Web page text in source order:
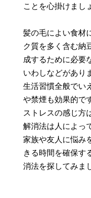
ことを心掛けまし
髪の毛によい食材
ク質を多く含む納
成するために必要
いわしなどがあり
生活習慣全般でい
や禁煙も効果的で
ストレスの感じ方
解消法は人によっ
家族や友人に悩み
きる時間を確保す
消法を探してみま